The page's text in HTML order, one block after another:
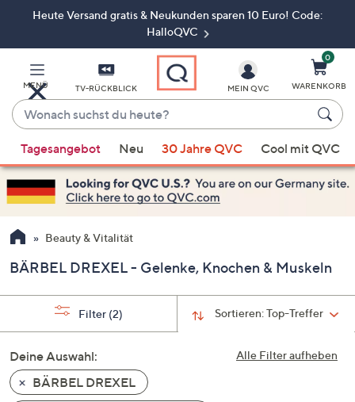
ZumHeute Versand gratis & Neukunden sparen 10 Euro! Code:
HalloQVC
MENÜ TV-RÜCKBLICK
Wonach
suchst
du
heute?
Vorschläge
verfügbar
sind,
verwenden
Sie
Pfeiltasten
nach
und
nach
unten
oder
MEIN QVC
0
WARENKORB
Tagesangebot Neu 30 Jahre QVC Cool mit QVC
Beauty & Vitalität
BÄRBEL DREXEL - Gelenke, Knochen & Muskeln
Sortieren:Top-Treffer
Filter (2)
Alle Filter aufheben
Deine Auswahl:
BÄRBEL DREXEL